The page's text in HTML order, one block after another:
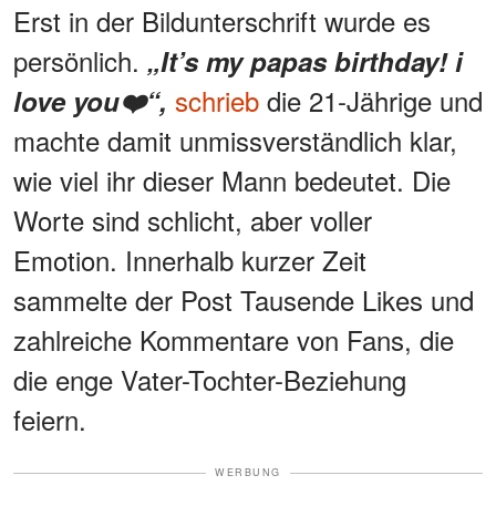
Erst in der Bildunterschrift wurde es
persönlich. „It’s my papas birthday! i
love you❤️“, schrieb die 21-Jährige und
machte damit unmissverständlich klar,
wie viel ihr dieser Mann bedeutet. Die
Worte sind schlicht, aber voller
Emotion. Innerhalb kurzer Zeit
sammelte der Post Tausende Likes und
zahlreiche Kommentare von Fans, die
die enge Vater-Tochter-Beziehung
feiern.
WERBUNG